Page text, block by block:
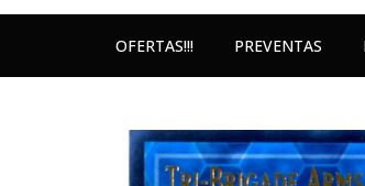
OFERTAS!!! PREVENTAS